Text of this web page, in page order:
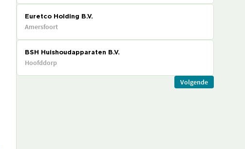
Euretco Holding B.V.
Amersfoort
BSH Huishoudapparaten B.V.
Hoofddorp
Volgende